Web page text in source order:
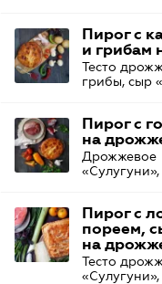
Пирог с
и грибам
Тесто
грибы, сыр
Пирог с
на
Дрожжевое
Пирог с
пореем,
на
Тесто